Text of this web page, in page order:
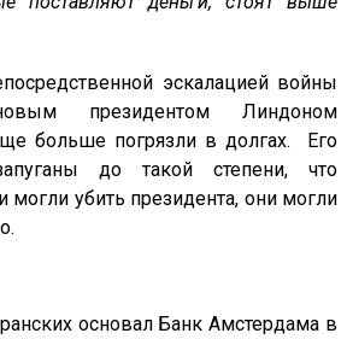
эскалацией войны
президентом Линдоном
больше погрязли в долгах. Его
до такой степени, что
могли убить президента, они могли
основал Банк Амстердама в